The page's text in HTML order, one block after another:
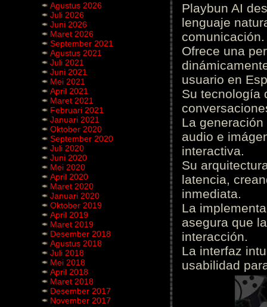
Agustus 2026
Juli 2026
Juni 2026
Maret 2026
September 2021
Agustus 2021
Juli 2021
Juni 2021
Mei 2021
April 2021
Maret 2021
Februari 2021
Januari 2021
Oktober 2020
September 2020
Juli 2020
Juni 2020
Mei 2020
April 2020
Maret 2020
Januari 2020
Oktober 2019
April 2019
Maret 2019
Desember 2018
Agustus 2018
Juli 2018
Mei 2018
April 2018
Maret 2018
Desember 2017
November 2017
Playbun AI
lenguaje
comunicación.
Ofrece una
usuario en
Su tecnología
La
audio e
interactiva.
Su
latencia,
inmediata.
La
asegura que
interacción.
La interfaz
usabilidad